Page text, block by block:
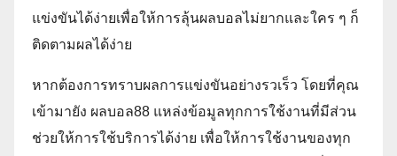
แข่งขันได้ง่ายเพื่อให้การลุ้นผลบอลไม่ยากและใคร ๆ ก็
ติดตามผลได้ง่าย
หากต้องการทราบผลการแข่งขันอย่างรวเร็ว โดยที่คุณ
เข้ามายัง ผลบอล88 แหล่งข้อมูลทุกการใช้งานที่มีส่วน
ช่วยให้การใช้บริการได้ง่าย เพื่อให้การใช้งานของทุก